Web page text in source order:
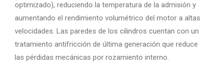
optimizado), reduciendo la temperatura de la admisión y
aumentando el rendimiento volumétrico del motor a altas
velocidades. Las paredes de los cilindros cuentan con un
tratamiento antifricción de última generación que reduce
las pérdidas mecánicas por rozamiento interno.